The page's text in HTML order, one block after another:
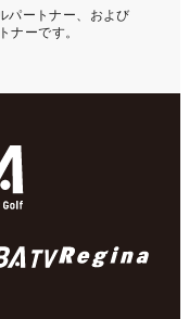
パートナー、および
ナーです。